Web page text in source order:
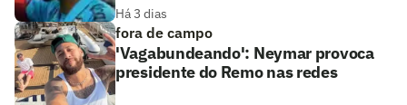
Há 3 dias
fora de campo
'Vagabundeando': Neymar provoca
presidente do Remo nas redes